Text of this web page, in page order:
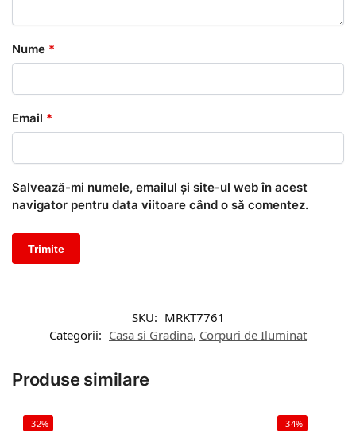
Nume *
Email *
Salvează-mi numele, emailul și site-ul web în acest
navigator pentru data viitoare când o să comentez.
SKU: MRKT7761
Categorii: Casa si Gradina, Corpuri de Iluminat
Produse similare
-32% -34%